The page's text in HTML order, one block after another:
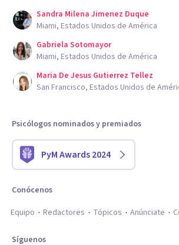
Sandra Milena Jimenez Duque
Miami, Estados Unidos de América
Gabriela Sotomayor
Miami, Estados Unidos de América
Maria De Jesus Gutierrez Tellez
San Francisco, Estados Unidos de
Psicólogos nominados y premiados
PyM Awards 2024
Conócenos
Equipo
Redactores Tópicos Anúnciate
Síguenos